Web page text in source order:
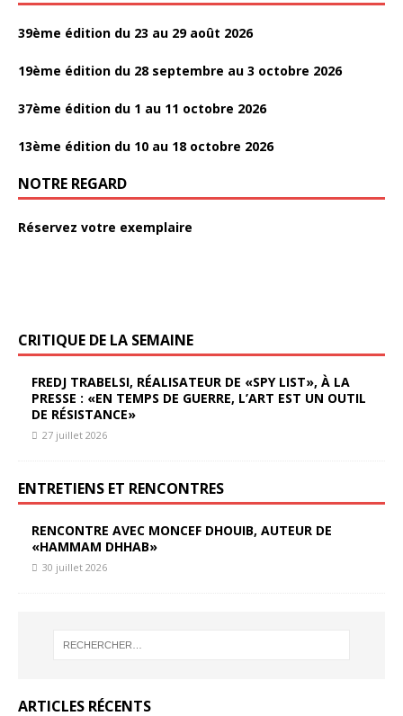
39ème édition du 23 au 29 août 2026
19ème édition du 28 septembre au 3 octobre 2026
37ème édition du 1 au 11 octobre 2026
13ème édition du 10 au 18 octobre 2026
NOTRE REGARD
Réservez votre exemplaire
CRITIQUE DE LA SEMAINE
FREDJ TRABELSI, RÉALISATEUR DE «SPY LIST», À LA
PRESSE : «EN TEMPS DE GUERRE, L’ART EST UN OUTIL
DE RÉSISTANCE»
27 juillet 2026
ENTRETIENS ET RENCONTRES
RENCONTRE AVEC MONCEF DHOUIB, AUTEUR DE
«HAMMAM DHHAB»
30 juillet 2026
ARTICLES RÉCENTS